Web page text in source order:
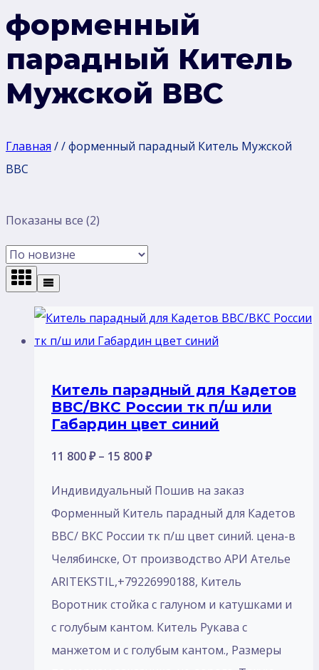
форменный
парадный Китель
Мужской ВВС
Главная //форменный парадный Китель Мужской
ВВС
Показаны все (2)
самые
недавние
Китель парадный для Кадетов
ВВС/ВКС России тк п/ш или
Габардин цвет синий
11 800₽ – 15 800₽Диапазон
Индивидуальный Пошив на заказ
Форменный Китель парадный для Кадетов
ВВС/ ВКС России тк п/ш цвет синий. цена-в
Челябинске, От производство АРИ Ателье
ARITEKSTIL,+79226990188, Китель
Воротник стойка с галуном и катушками и
с голубым кантом. Китель Рукава с
манжетом и с голубым кантом., Размеры